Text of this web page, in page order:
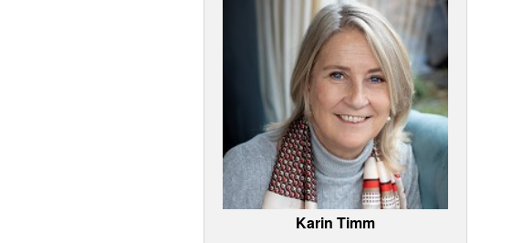
Karin Timm